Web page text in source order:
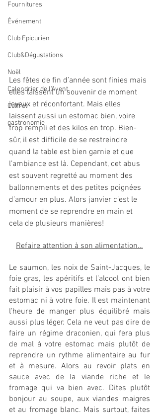
Fournitures
Événement
Club Epicurien
Club&Dégustations
Noël
Calendrier de l'Avent
Coffret
gastronomie
Les fêtes de fin d’année sont finies mais
elles laissent un souvenir de moment
joyeux et réconfortant. Mais elles
laissent aussi un estomac bien, voire
trop rempli et des kilos en trop. Bien-
sûr, il est difficile de se restreindre
quand la table est bien garnie et que
l’ambiance est là. Cependant, cet abus
est souvent regretté au moment des
ballonnements et des petites poignées
d’amour en plus. Alors janvier c’est le
moment de se reprendre en main et
cela de plusieurs manières!
Refaire attention à son alimentation…
Le saumon, les noix de Saint-Jacques, le
foie gras, les apéritifs et l’alcool ont bien
fait plaisir à vos papilles mais pas à votre
estomac ni à votre foie. Il est maintenant
l’heure de manger plus équilibré mais
aussi plus léger. Cela ne veut pas dire de
faire un régime draconien, qui fera plus
de mal à votre estomac mais plutôt de
reprendre un rythme alimentaire au fur
et à mesure. Alors au revoir plats en
sauce avec de la viande riche et le
fromage qui va bien avec. Dites plutôt
bonjour au soupe, aux viandes maigres
et au fromage blanc. Mais surtout, faites